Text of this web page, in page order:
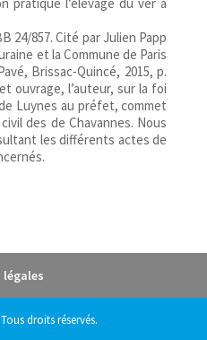
24/857. Cité par Julien Papp
et la Commune de Paris
Brissac-Quincé, 2015, p.
ouvrage, l’auteur, sur la foi
Luynes au préfet, commet
des de Chavannes. Nous
les différents actes de
légales
droits réservés.